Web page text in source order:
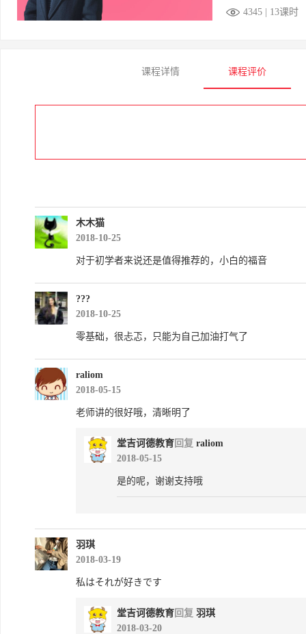
4345 | 13课时
课程详情 课程评价
木木猫
2018-10-25
对于初学者来说还是值得推荐的，小白的福音
???
2018-10-25
零基础，很忐忑，只能为自己加油打气了
raliom
2018-05-15
老师讲的很好哦，清晰明了
堂吉诃德教育 回复 raliom
2018-05-15
是的呢，谢谢支持哦
羽琪
2018-03-19
私はそれが好きです
堂吉诃德教育 回复 羽琪
2018-03-20